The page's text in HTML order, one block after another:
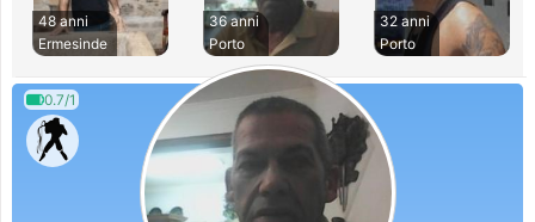
48 anni
Ermesinde
36 anni
Porto
32 anni
Porto
0.7/1